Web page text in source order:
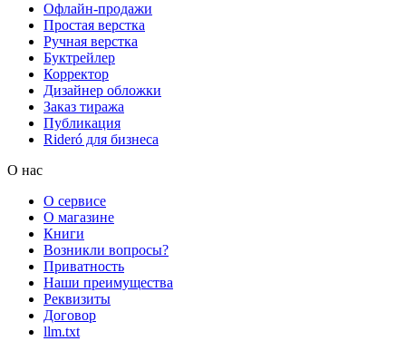
Офлайн-продажи
Простая верстка
Ручная верстка
Буктрейлер
Корректор
Дизайнер обложки
Заказ тиража
Публикация
Rideró для бизнеса
О нас
О сервисе
О магазине
Книги
Возникли вопросы?
Приватность
Наши преимущества
Реквизиты
Договор
llm.txt